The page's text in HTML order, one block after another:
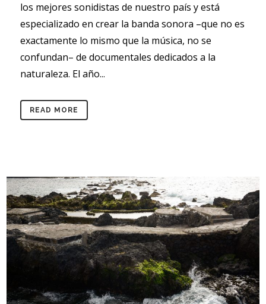
los mejores sonidistas de nuestro país y está
especializado en crear la banda sonora –que no es
exactamente lo mismo que la música, no se
confundan– de documentales dedicados a la
naturaleza. El año...
READ MORE